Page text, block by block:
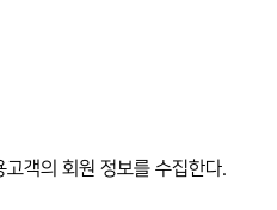
객의 회원 정보를 수집한다.